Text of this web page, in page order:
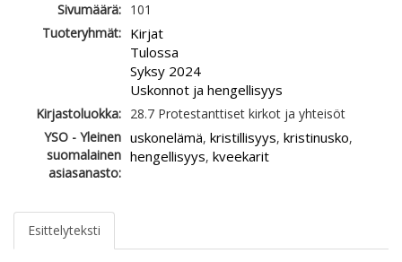
Sivumäärä: 101
Tuoteryhmät: Kirjat
Tulossa
Syksy 2024
Uskonnot ja hengellisyys
Kirjastoluokka: 28.7 Protestanttiset kirkot ja yhteisöt
YSO - Yleinen
suomalainen
asiasanasto:
uskonelämä, kristillisyys, kristinusko,
hengellisyys, kveekarit
Esittelyteksti